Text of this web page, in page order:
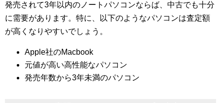
発売されて3年以内のノートパソコンならば、中古でも十分
に需要があります。特に、以下のようなパソコンは査定額
が高くなりやすいでしょう。
Apple社のMacbook
元値が高い高性能なパソコン
発売年数から3年未満のパソコン